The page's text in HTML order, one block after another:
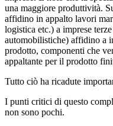
una maggiore produttività.
affidino in appalto lavori
logistica etc.) a imprese
automobilistiche) affidino a
prodotto, componenti che
appaltante per il prodotto
Tutto ciò ha ricadute
I punti critici di questo
non sono pochi.